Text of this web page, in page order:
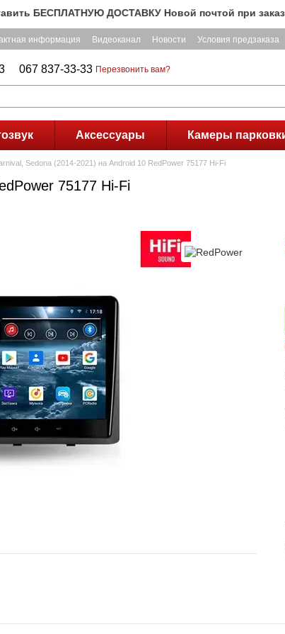
ДОСТАВКУ Новой почтой при заказе
информация Видеоканал Новости Условия предзаказа
067 837-33-33 Перезвонить вам?
Аксессуары Камеры
Sedona (2014-2021) на Android 10 RedPower 75177 Hi-Fi
75177 Hi-Fi